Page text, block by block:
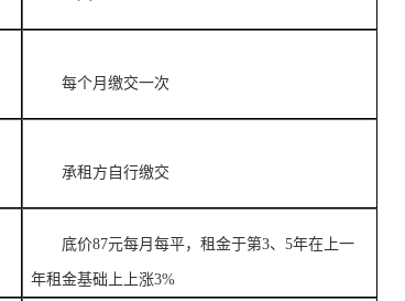
每个月缴交一次
承租方自行缴交
底价87元每月每平，租金于第3、5年在上一
年租金基础上上涨3%